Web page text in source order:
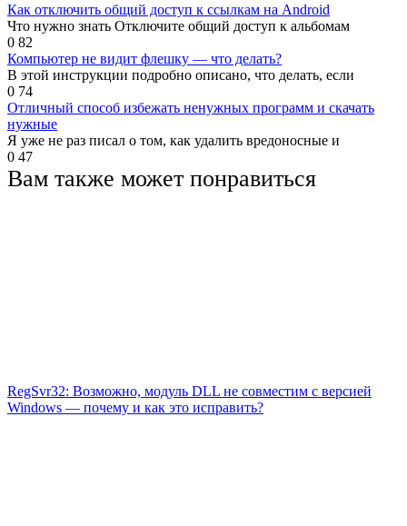
Как отключить общий доступ к ссылкам на Android
Что нужно знать Отключите общий доступ к альбомам
0 82
Компьютер не видит флешку — что делать?
В этой инструкции подробно описано, что делать, если
0 74
Отличный способ избежать ненужных программ и скачать
нужные
Я уже не раз писал о том, как удалить вредоносные и
0 47
Вам также может понравиться
RegSvr32: Возможно, модуль DLL не совместим с версией
Windows — почему и как это исправить?